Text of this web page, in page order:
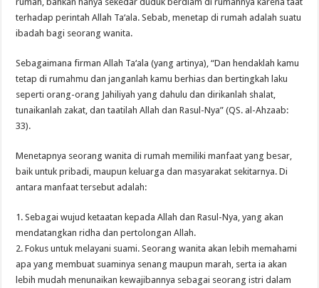
terhadap perintah Allah Ta‘ala. Sebab, menetap di rumah adalah suatu
ibadah bagi seorang wanita.
Sebagaimana firman Allah Ta‘ala (yang artinya), “Dan hendaklah kamu
tetap di rumahmu dan janganlah kamu berhias dan bertingkah laku
seperti orang-orang Jahiliyah yang dahulu dan dirikanlah shalat,
tunaikanlah zakat, dan taatilah Allah dan Rasul-Nya” (QS. al-Ahzaab:
33).
Menetapnya seorang wanita di rumah memiliki manfaat yang besar,
baik untuk pribadi, maupun keluarga dan masyarakat sekitarnya. Di
antara manfaat tersebut adalah:
1. Sebagai wujud ketaatan kepada Allah dan Rasul-Nya, yang akan
mendatangkan ridha dan pertolongan Allah.
2. Fokus untuk melayani suami. Seorang wanita akan lebih memahami
apa yang membuat suaminya senang maupun marah, serta ia akan
lebih mudah menunaikan kewajibannya sebagai seorang istri dalam